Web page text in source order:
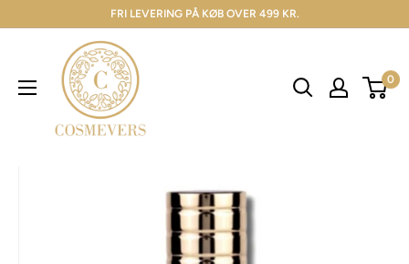
FRI LEVERING PÅ KØB OVER 499 KR.
0